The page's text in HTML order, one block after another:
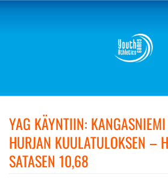
Skip
YAG KÄYNTIIN:
HURJAN KUULATULOKSEN –
SATASEN 10,68